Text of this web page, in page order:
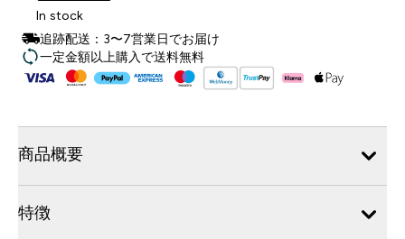
In stock
追跡配送：3〜7営業日でお届け
一定金額以上購入で送料無料
商品概要
特徴